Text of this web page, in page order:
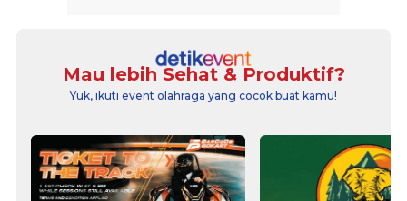
Mau lebih Sehat & Produktif?
Yuk, ikuti event olahraga yang cocok buat kamu!